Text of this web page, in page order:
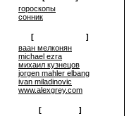
гороскопы
сонник
[
]
ваан мелконян
michael ezra
михаил кузнецов
jorgen mahler elbang
ivan miladinovic
www.alexgrey.com
[
]